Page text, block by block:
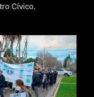
Cívico.